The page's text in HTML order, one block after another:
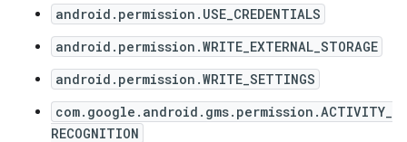
android.permission.USE_CREDENTIALS
android.permission.WRITE_EXTERNAL_STORAGE
android.permission.WRITE_SETTINGS
com.google.android.gms.permission.ACTIVITY_
RECOGNITION